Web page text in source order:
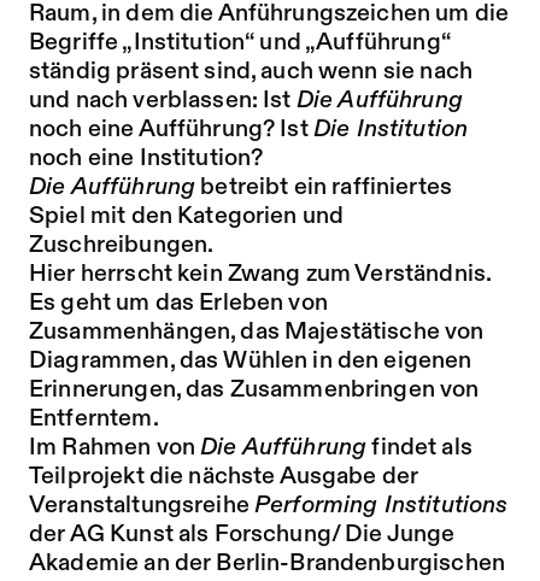
Raum, in dem die Anführungszeichen um die
Begriffe „Institution“ und „Aufführung“
ständig präsent sind, auch wenn sie nach
und nach verblassen: Ist Die Aufführung
noch eine Aufführung? Ist Die Institution
noch eine Institution?
Die Aufführung betreibt ein raffiniertes
Spiel mit den Kategorien und
Zuschreibungen.
Hier herrscht kein Zwang zum Verständnis.
Es geht um das Erleben von
Zusammenhängen, das Majestätische von
Diagrammen, das Wühlen in den eigenen
Erinnerungen, das Zusammenbringen von
Entferntem.
Im Rahmen vonDie Aufführung findet als
Teilprojekt die nächste Ausgabe der
Veranstaltungsreihe Performing Institutions
der AG Kunst als Forschung/ Die Junge
Akademie an der Berlin-Brandenburgischen